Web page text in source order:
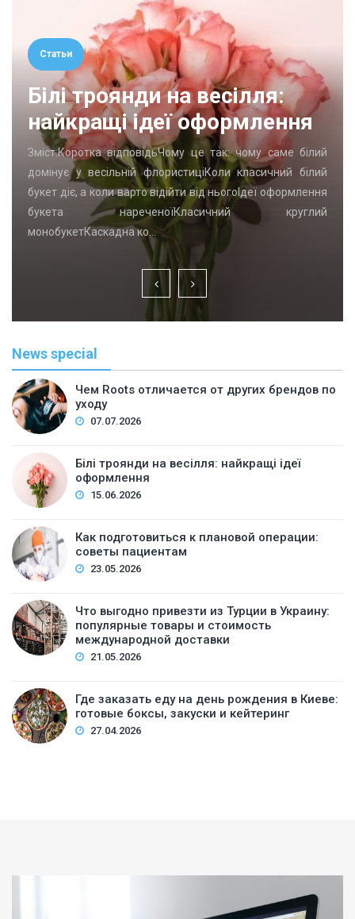
Статьи
Білі троянди на весілля:
найкращі ідеї оформлення
Зміст:Коротка відповідьЧому це так: чому саме білий
домінує у весільній флористиціКоли класичний білий
букет діє, а коли варто відійти від ньогоІдеї оформлення
букета нареченоїКласичний круглий
монобукетКаскадна ко…
News special
Чем Roots отличается от других брендов по
уходу
07.07.2026
Білі троянди на весілля: найкращі ідеї
оформлення
15.06.2026
Как подготовиться к плановой операции:
советы пациентам
23.05.2026
Что выгодно привезти из Турции в Украину:
популярные товары и стоимость
международной доставки
21.05.2026
Где заказать еду на день рождения в Киеве:
готовые боксы, закуски и кейтеринг
27.04.2026